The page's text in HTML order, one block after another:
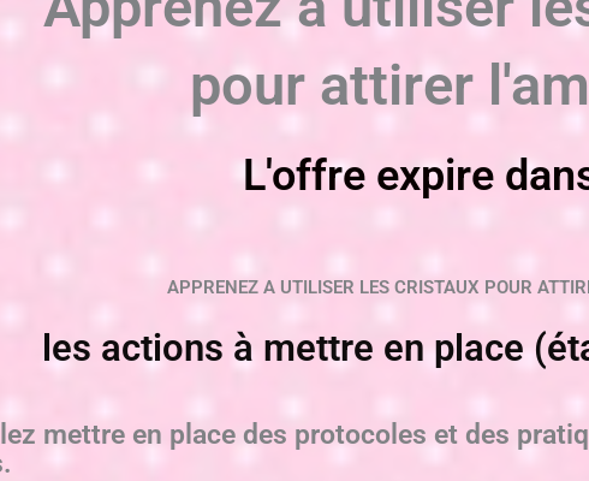
pour attirer
L'offre expire
APPRENEZ A UTILISER LES CRISTAUX POUR
les actions à mettre en place
mettre en place des protocoles et des